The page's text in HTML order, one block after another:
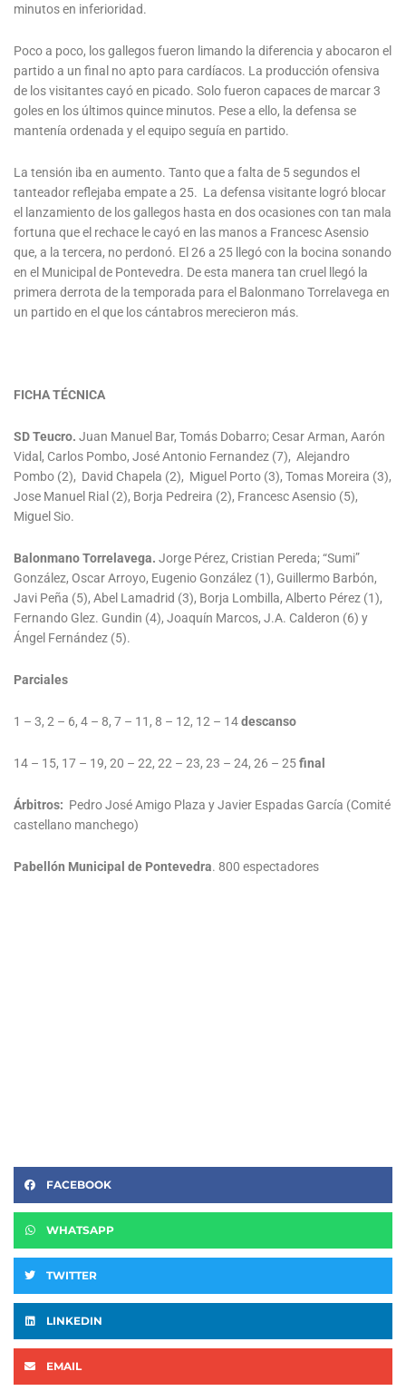
minutos en inferioridad.
Poco a poco, los gallegos fueron limando la diferencia y abocaron el
partido a un final no apto para cardíacos. La producción ofensiva
de los visitantes cayó en picado. Solo fueron capaces de marcar 3
goles en los últimos quince minutos. Pese a ello, la defensa se
mantenía ordenada y el equipo seguía en partido.
La tensión iba en aumento. Tanto que a falta de 5 segundos el
tanteador reflejaba empate a 25. La defensa visitante logró blocar
el lanzamiento de los gallegos hasta en dos ocasiones con tan mala
fortuna que el rechace le cayó en las manos a Francesc Asensio
que, a la tercera, no perdonó. El 26 a 25 llegó con la bocina sonando
en el Municipal de Pontevedra. De esta manera tan cruel llegó la
primera derrota de la temporada para el Balonmano Torrelavega en
un partido en el que los cántabros merecieron más.
FICHA TÉCNICA
SD Teucro. Juan Manuel Bar, Tomás Dobarro; Cesar Arman, Aarón
Vidal, Carlos Pombo, José Antonio Fernandez (7), Alejandro
Pombo (2), David Chapela (2), Miguel Porto (3), Tomas Moreira (3),
Jose Manuel Rial (2), Borja Pedreira (2), Francesc Asensio (5),
Miguel Sio.
Balonmano Torrelavega. Jorge Pérez, Cristian Pereda; “Sumi”
González, Oscar Arroyo, Eugenio González (1), Guillermo Barbón,
Javi Peña (5), Abel Lamadrid (3), Borja Lombilla, Alberto Pérez (1),
Fernando Glez. Gundin (4), Joaquín Marcos, J.A. Calderon (6) y
Ángel Fernández (5).
Parciales
1 – 3, 2 – 6, 4 – 8, 7 – 11, 8 – 12, 12 – 14descanso
14 – 15, 17 – 19, 20 – 22, 22 – 23, 23 – 24, 26 – 25final
Árbitros: Pedro José Amigo Plaza y Javier Espadas García (Comité
castellano manchego)
Pabellón Municipal de Pontevedra. 800 espectadores
FACEBOOK
WHATSAPP
TWITTER
LINKEDIN
EMAIL